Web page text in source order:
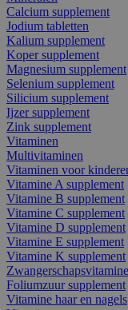
Calcium supplement
Jodium tabletten
Kalium supplement
Koper supplement
Magnesium supplement
Selenium supplement
Silicium supplement
Ijzer supplement
Zink supplement
Vitaminen
Multivitaminen
Vitaminen voor
Vitamine A supplement
Vitamine B supplement
Vitamine C supplement
Vitamine D supplement
Vitamine E supplement
Vitamine K supplement
Zwangerschapsvitamine
Foliumzuur supplement
Vitamine haar en nagels